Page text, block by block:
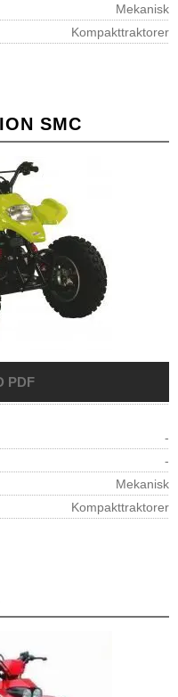
Mekanisk
Kompakttraktorer
SMC
-
-
Mekanisk
Kompakttraktorer